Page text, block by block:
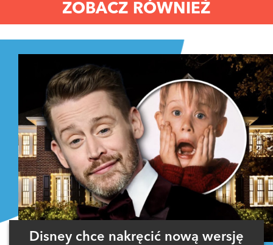
ZOBACZ RÓWNIEŻ
Disney chce nakręcić nową wersję